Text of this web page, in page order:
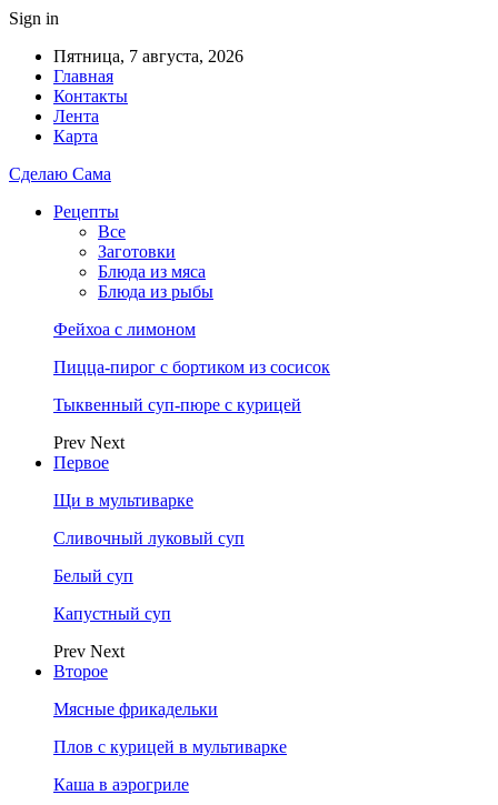
Sign in
Пятница, 7 августа, 2026
Главная
Контакты
Лента
Карта
Сделаю Сама
Рецепты
Все
Заготовки
Блюда из мяса
Блюда из рыбы
Фейхоа с лимоном
Пицца-пирог с бортиком из сосисок
Тыквенный суп-пюре с курицей
Prev Next
Первое
Щи в мультиварке
Сливочный луковый суп
Белый суп
Капустный суп
Prev Next
Второе
Мясные фрикадельки
Плов с курицей в мультиварке
Каша в аэрогриле